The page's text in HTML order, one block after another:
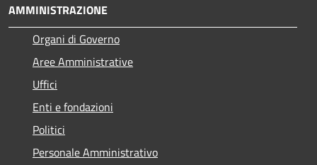
AMMINISTRAZIONE
Organi di Governo
Aree Amministrative
Uffici
Enti e fondazioni
Politici
Personale Amministrativo